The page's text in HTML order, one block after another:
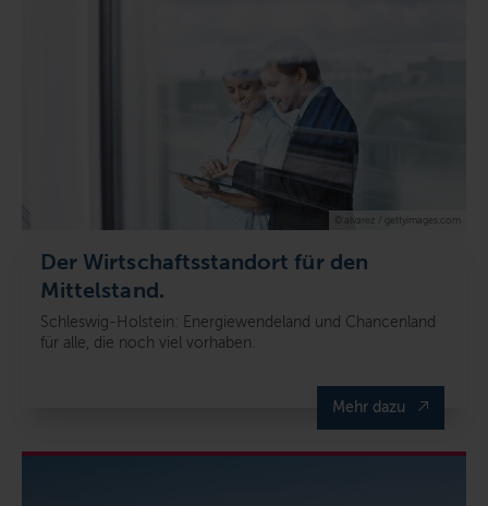
Der Wirtschaftsstandort für den
Mittelstand.
Schleswig-Holstein: Energiewendeland und Chancenland
für alle, die noch viel vorhaben.
Mehr dazu
© alvarez / gettyimages.com